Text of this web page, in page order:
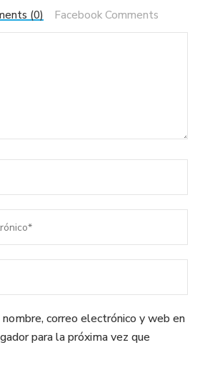
(0) Facebook Comments
nombre, correo electrónico y web en
para la próxima vez que